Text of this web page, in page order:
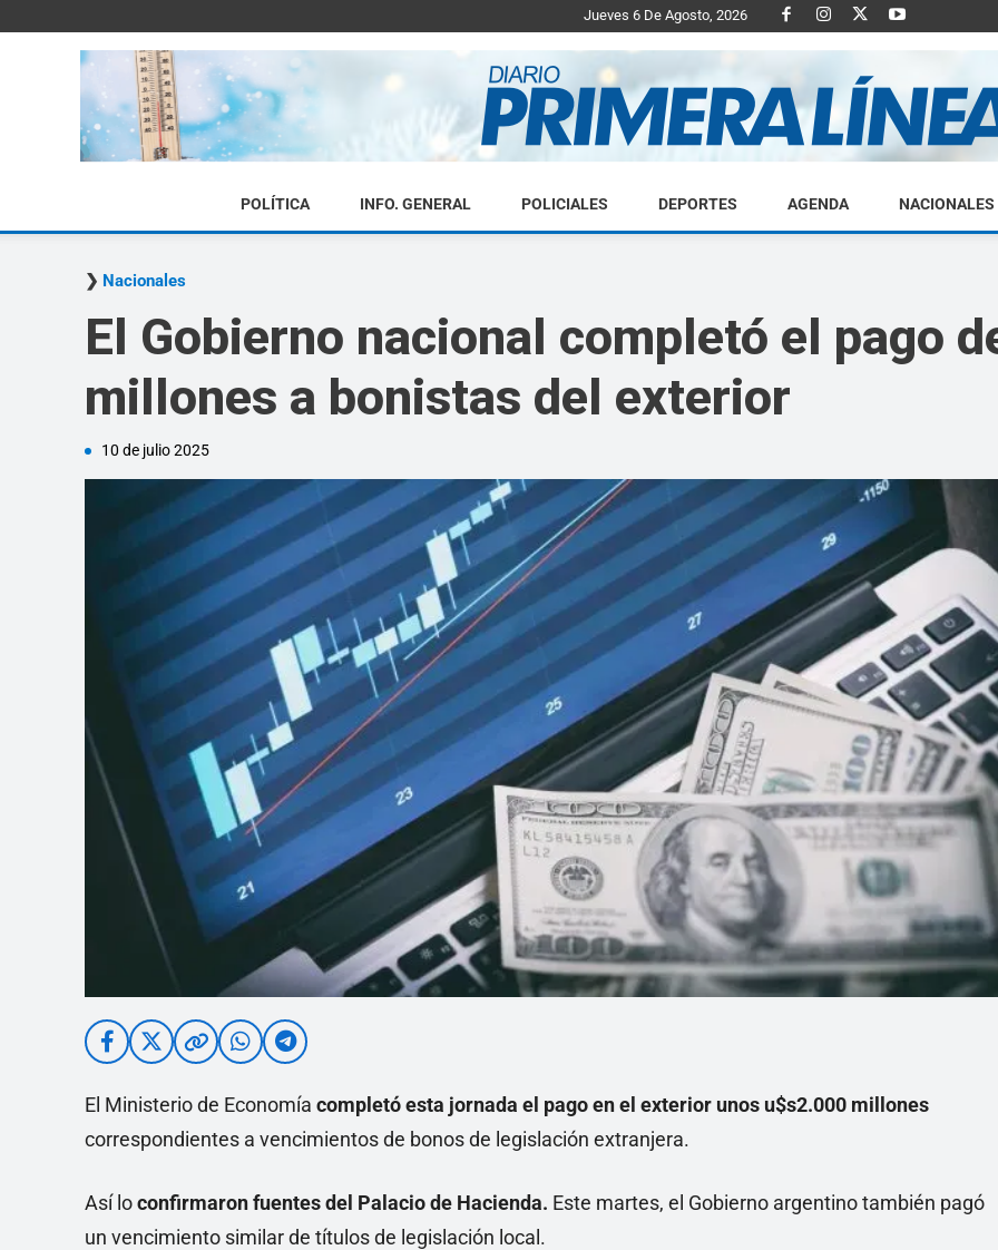
Jueves 6 De Agosto, 2026
Diario
Linea
POLÍTICA INFO. GENERAL POLICIALES DEPORTES AGENDA NACIONALES
Nacionales
El Gobierno nacional completó el pago
millones a bonistas del exterior
10 de julio 2025
El Ministerio de Economía completó esta jornada el pago en el exterior unos u$s2.000 millones
correspondientes a vencimientos de bonos de legislación extranjera.
Así loconfirmaron fuentes del Palacio de Hacienda. Este martes, el Gobierno argentino también pagó
un vencimiento similar de títulos de legislación local.